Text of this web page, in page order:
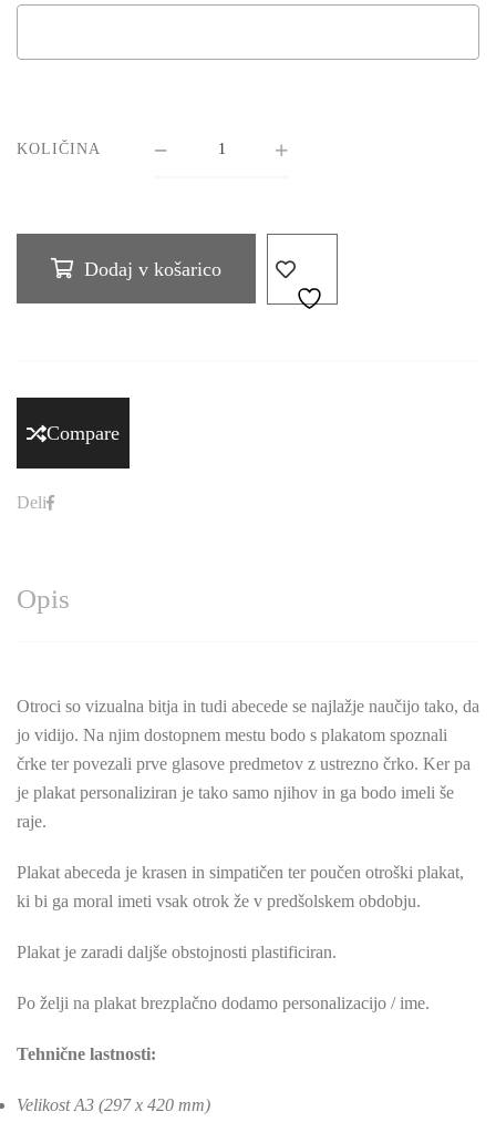
KOLIČINA
Dodaj v košarico
Compare
Deli
Opis
Otroci so vizualna bitja in tudi abecede se najlažje naučijo tako, da
jo vidijo. Na njim dostopnem mestu bodo s plakatom spoznali
črke ter povezali prve glasove predmetov z ustrezno črko. Ker pa
je plakat personaliziran je tako samo njihov in ga bodo imeli še
raje.
Plakat abeceda je krasen in simpatičen ter poučen otroški plakat,
ki bi ga moral imeti vsak otrok že v predšolskem obdobju.
Plakat je zaradi daljše obstojnosti plastificiran.
Po želji na plakat brezplačno dodamo personalizacijo / ime.
Tehnične lastnosti:
Velikost A3 (297 x 420 mm)